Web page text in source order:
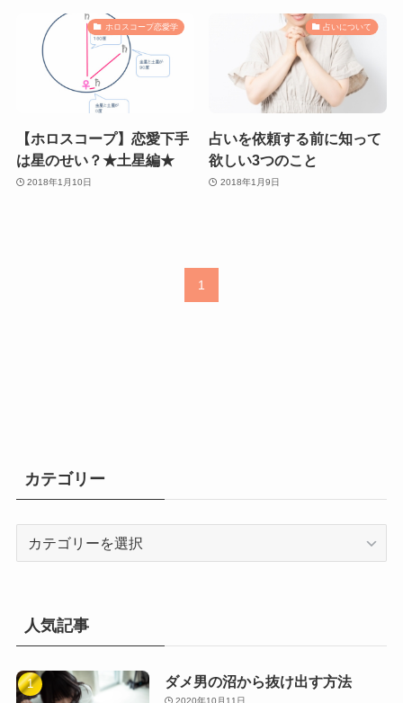
ホロスコープ恋愛学
【ホロスコープ】恋愛下手
は星のせい？★土星編★
2018年1月10日
占いについて
占いを依頼する前に知って
欲しい3つのこと
2018年1月9日
1
カテゴリー
ー人気記事
ダメ男の沼から抜け出す方法
2020年10月11日